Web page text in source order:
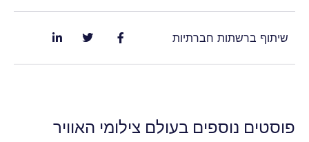
שיתוף ברשתות חברתיות
פוסטים נוספים בעולם צילומי האוויר